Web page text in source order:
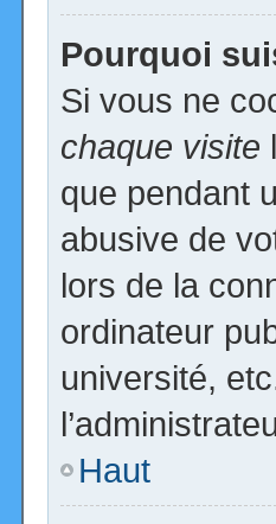
Pourquoi
Si vous ne
chaque visite
que pendant
abusive de
lors de la
ordinateur
université,
Haut